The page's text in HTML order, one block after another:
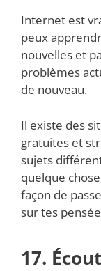
Internet est
peux
nouvelles et
problèmes
de nouveau.
Il existe des
gratuites et
sujets
quelque
façon de
sur tes
17.